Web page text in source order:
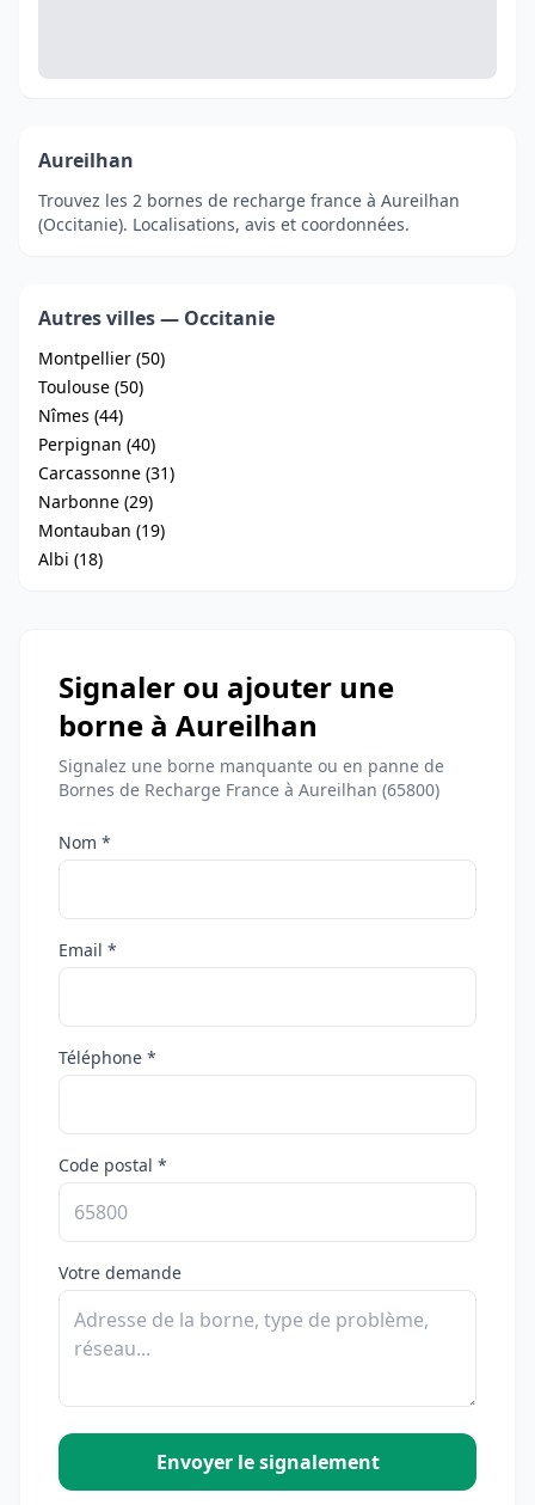
Aureilhan
Trouvez les 2 bornes de recharge france à Aureilhan
(Occitanie). Localisations, avis et coordonnées.
Autres villes — Occitanie
Montpellier (50)
Toulouse (50)
Nîmes (44)
Perpignan (40)
Carcassonne (31)
Narbonne (29)
Montauban (19)
Albi (18)
Signaler ou ajouter une
borne à Aureilhan
Signalez une borne manquante ou en panne de
Bornes de Recharge France à Aureilhan (65800)
Nom *
Email *
Téléphone *
Code postal *
Votre demande
Envoyer le signalement